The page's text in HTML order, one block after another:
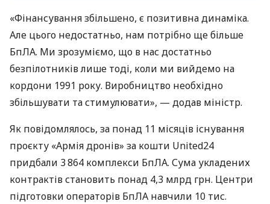
«Фінансування збільшено, є позитивна динаміка.
Але цього недостатньо, нам потрібно ще більше
БпЛА. Ми зрозуміємо, що в нас достатньо
безпілотників лише тоді, коли ми вийдемо на
кордони 1991 року. Виробництво необхідно
збільшувати та стимулювати», — додав міністр.
Як повідомлялось, за понад 11 місяців існування
проєкту «Армія дронів» за кошти United24
придбали 3 864 комплекси БпЛА. Сума укладених
контрактів становить понад 4,3 млрд грн. Центри
підготовки операторів БпЛА навчили 10 тис.